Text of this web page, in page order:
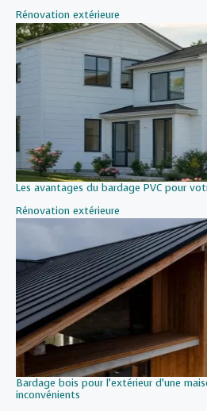
Par rapport à
Rénovation extérieure
Les avantages du bardage PVC pour
Par rapport à
Rénovation extérieure
Bardage bois pour l’extérieur d’une
inconvénients